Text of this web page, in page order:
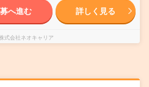
へ進む 詳しく見る
式会社ネオキャリア